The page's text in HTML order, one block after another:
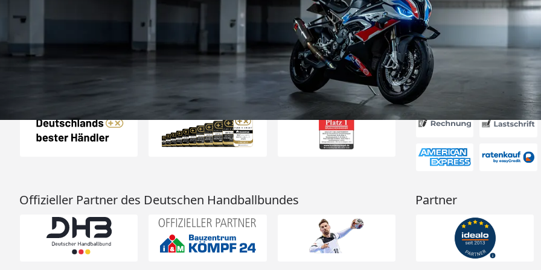
und der Versand ging flott – am
26.07. bestellt und am 31.07.
geliefert. Die Abdeckplane
entspricht genau der
Beschreibung und schützt
hervorragend. Absolute
Empfehlung!“
Auszeichnungen Akzeptierte
Offizieller Partner des Deutschen Handballbundes Partner